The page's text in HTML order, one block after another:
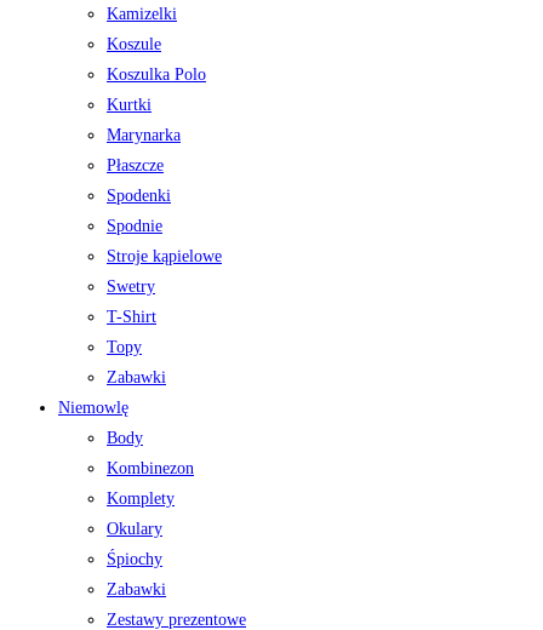
Kamizelki
Koszule
Koszulka Polo
Kurtki
Marynarka
Płaszcze
Spodenki
Spodnie
Stroje kąpielowe
Swetry
T-Shirt
Topy
Zabawki
Niemowlę
Body
Kombinezon
Komplety
Okulary
Śpiochy
Zabawki
Zestawy prezentowe